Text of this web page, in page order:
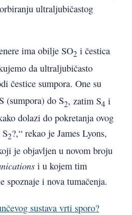
ultraljubičastog
ima obilje SO2 i čestica
da ultraljubičasto
čestice sumpora. One su
(sumpora) do S2, zatim S4 i
dolazi do pokretanja ovog
2?,“ rekao je James Lyons,
je objavljen u novom broju
i u kojem tim
spoznaje i nova tumačenja.
sustava vrti sporo?